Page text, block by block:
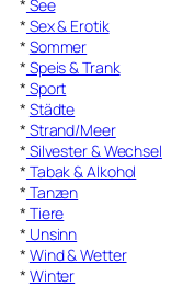
* See
* Sex & Erotik
* Sommer
* Speis & Trank
* Sport
* Städte
* Strand/Meer
* Silvester & Wechsel
* Tabak & Alkohol
* Tanzen
* Tiere
* Unsinn
* Wind & Wetter
* Winter